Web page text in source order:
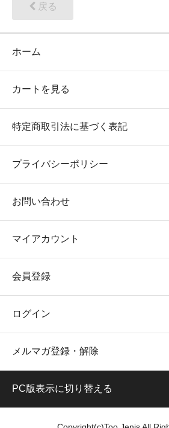
戻る
ホーム
カートを見る
特定商取引法に基づく表記
プライバシーポリシー
お問い合わせ
マイアカウント
会員登録
ログイン
メルマガ登録・解除
PC版表示に切り替える